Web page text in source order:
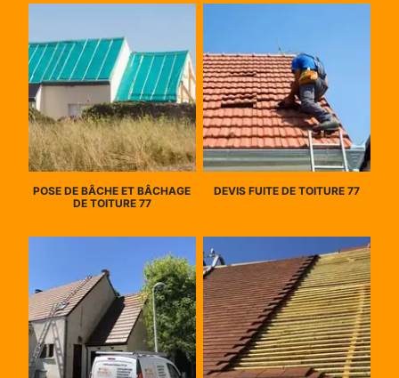
POSE DE BÂCHE ET BÂCHAGE
DE TOITURE 77
DEVIS FUITE DE TOITURE 77